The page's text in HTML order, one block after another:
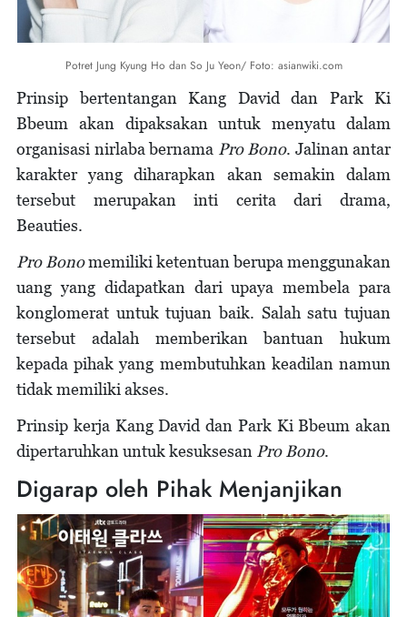
Potret Jung Kyung Ho dan So Ju Yeon/ Foto: asianwiki.com
Prinsip bertentangan Kang David dan Park Ki
Bbeum akan dipaksakan untuk menyatu dalam
organisasi nirlaba bernama Pro Bono. Jalinan antar
karakter yang diharapkan akan semakin dalam
tersebut merupakan inti cerita dari drama,
Beauties.
Pro Bonomemiliki ketentuan berupa menggunakan
uang yang didapatkan dari upaya membela para
konglomerat untuk tujuan baik. Salah satu tujuan
tersebut adalah memberikan bantuan hukum
kepada pihak yang membutuhkan keadilan namun
tidak memiliki akses.
Prinsip kerja Kang David dan Park Ki Bbeum akan
dipertaruhkan untuk kesuksesan Pro Bono.
Digarap oleh Pihak Menjanjikan